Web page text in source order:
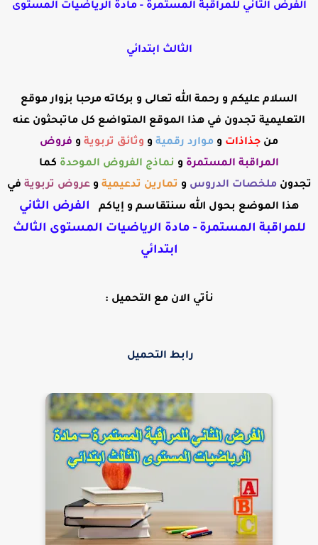
الفرض الثاني للمراقبة المستمرة - مادة الرياضيات المستوى
الثالث ابتدائي
السلام عليكم و رحمة الله تعالى و بركاته مرحبا بزوار موقع
التعليمية تجدون في هذا الموقع المتواضع كل ماتبحثون عنه
من جذاذات و موارد رقمية و وثائق تربوية و فروض
المراقبة المستمرة و نماذج الفروض الموحدة كما
تجدونملخصات الدروس و تمارين تدعيمية وعروض تربوية في
هذا الموضع بحول الله سنتقاسم و إياكم
الفرض الثاني
للمراقبة المستمرة - مادة الرياضيات المستوى الثالث
ابتدائي
نأتي الان مع التحميل :
رابط التحميل